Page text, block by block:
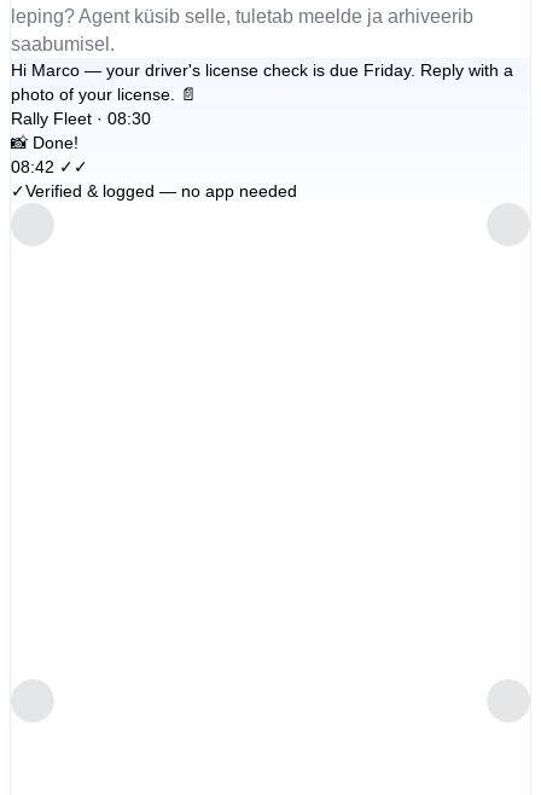
leping? Agent küsib selle, tuletab meelde ja arhiveerib
saabumisel.
Hi Marco — your driver's license check is due Friday. Reply with a
photo of your license. 📄
Rally Fleet · 08:30
📸 Done!
08:42 ✓✓
✓Verified & logged — no app needed